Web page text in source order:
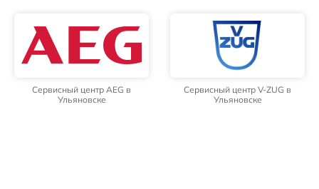
Сервисный центр AEG в
Ульяновске
Сервисный центр V-ZUG в
Ульяновске